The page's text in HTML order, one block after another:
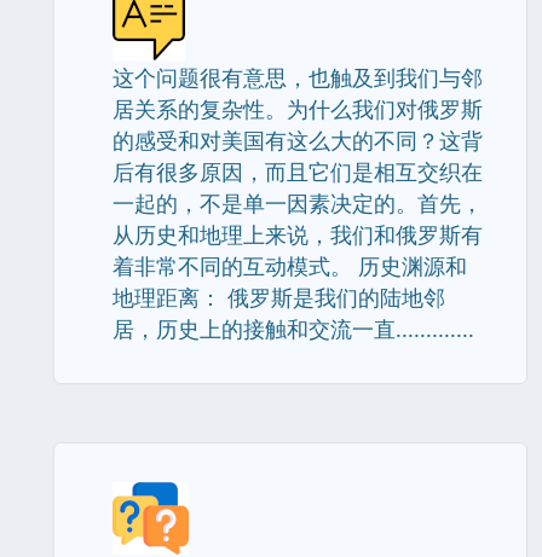
这个问题很有意思，也触及到我们与邻
居关系的复杂性。为什么我们对俄罗斯
的感受和对美国有这么大的不同？这背
后有很多原因，而且它们是相互交织在
一起的，不是单一因素决定的。首先，
从历史和地理上来说，我们和俄罗斯有
着非常不同的互动模式。 历史渊源和
地理距离： 俄罗斯是我们的陆地邻
居，历史上的接触和交流一直.............